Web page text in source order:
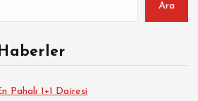
Ara
Pahalı 1+1 Dairesi